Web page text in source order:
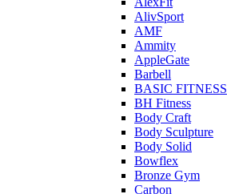
AlivSport
AMF
Ammity
AppleGate
Barbell
BASIC FITNESS
BH Fitness
Body Craft
Body Sculpture
Body Solid
Bowflex
Bronze Gym
Carbon